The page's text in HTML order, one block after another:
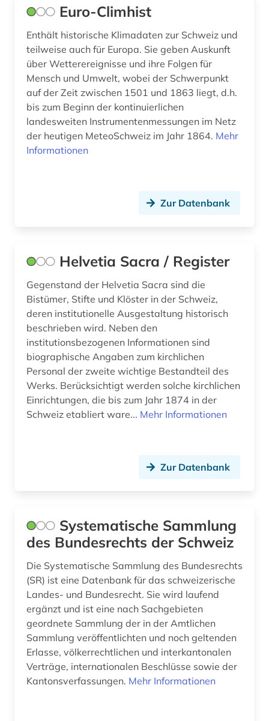
geschichtswissenschaften (1)
geschlechterforschung (2)
geschützte topographien (1)
gesellschaft (1)
gesetze (1)
grafik (2)
handelsrecht (1)
handschrift (2)
heimatkunde (1)
hispanistik (1)
historiker (1)
hörbuch (1)
iberoromanistik (1)
import (1)
inhaltsverzeichnis (1)
innerschweiz (1)
inszenierungen (1)
Euro-Climhist
Enthält historische Klimadaten zur Schweiz und
teilweise auch für Europa. Sie geben Auskunft
über Wetterereignisse und ihre Folgen für
Mensch und Umwelt, wobei der Schwerpunkt
auf der Zeit zwischen 1501 und 1863 liegt, d.h.
bis zum Beginn der kontinuierlichen
landesweiten Instrumentenmessungen im Netz
der heutigen MeteoSchweiz im Jahr 1864. Mehr
Informationen
Zur Datenbank
Helvetia Sacra / Register
Gegenstand der Helvetia Sacra sind die
Bistümer, Stifte und Klöster in der Schweiz,
deren institutionelle Ausgestaltung historisch
beschrieben wird. Neben den
institutionsbezogenen Informationen sind
biographische Angaben zum kirchlichen
Personal der zweite wichtige Bestandteil des
Werks. Berücksichtigt werden solche kirchlichen
Einrichtungen, die bis zum Jahr 1874 in der
Schweiz etabliert ware... Mehr Informationen
Zur Datenbank
Systematische Sammlung
des Bundesrechts der Schweiz
Die Systematische Sammlung des Bundesrechts
(SR) ist eine Datenbank für das schweizerische
Landes- und Bundesrecht. Sie wird laufend
ergänzt und ist eine nach Sachgebieten
geordnete Sammlung der in der Amtlichen
Sammlung veröffentlichten und noch geltenden
Erlasse, völkerrechtlichen und interkantonalen
Verträge, internationalen Beschlüsse sowie der
Kantonsverfassungen. Mehr Informationen